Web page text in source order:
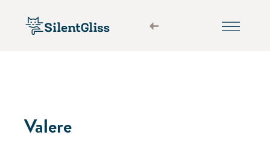
Valere